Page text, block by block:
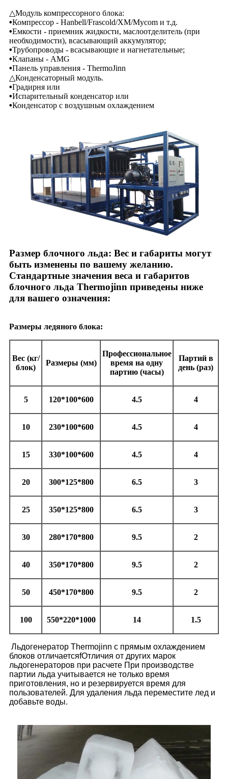
△Модуль компрессорного блока:
•Компрессор - Hanbell/Frascold/XM/Mycom и т.д.
•Емкости - приемник жидкости, маслоотделитель (при
необходимости), всасывающий аккумулятор;
•Трубопроводы - всасывающие и нагнетательные;
•Клапаны - AMG
•Панель управления - ThermoJinn
△Конденсаторный модуль.
•Градирня или
•Испарительный конденсатор или
•Конденсатор с воздушным охлаждением
Размер блочного льда: Вес и габариты могут
быть изменены по вашему желанию.
Стандартные значения веса и габаритов
блочного льда Thermojinn приведены ниже
для вашего означения:
Размеры ледяного блока:
Вес (кг/
блок)
Размеры (мм)
Профессиональное
время на одну
партию (часы)
Партий в
день (раз)
5 120*100*600 4.5 4
10 230*100*600 4.5 4
15 330*100*600 4.5 4
20 300*125*800 6.5 3
25 350*125*800 6.5 3
30 280*170*800 9.5 2
40 350*170*800 9.5 2
50 450*170*800 9.5 2
100 550*220*1000 14 1.5
Льдогенератор Thermojinn с прямым охлаждением
блоков отличаетсяfОтличия от других марок
льдогенераторов при расчете При производстве
партии льда учитывается не только время
приготовления, но и резервируется время для
пользователей. Для удаления льда переместите лед и
добавьте воды.